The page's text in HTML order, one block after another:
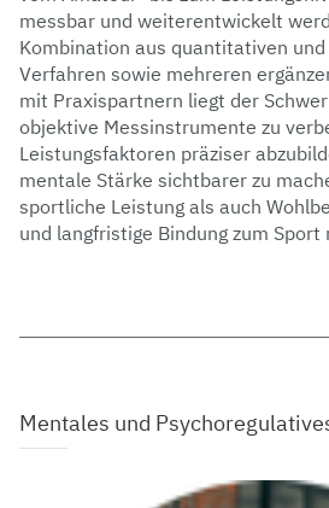
messbar und weiterentwickelt
Kombination aus quantitativen
Verfahren sowie mehreren
mit Praxispartnern liegt der
objektive Messinstrumente zu
Leistungsfaktoren präziser
mentale Stärke sichtbarer zu
sportliche Leistung als auch
und langfristige Bindung zum
Mentales und